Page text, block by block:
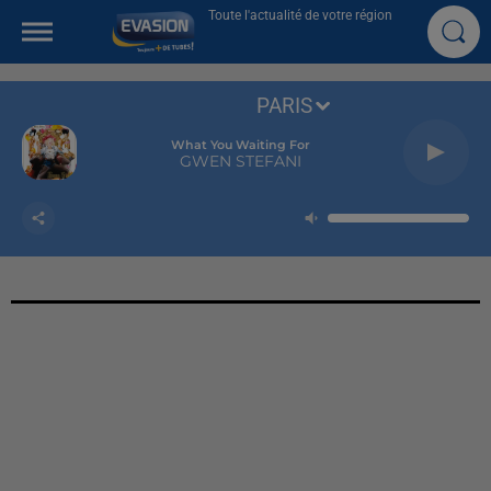
Toute l'actualité de votre région
What You Waiting For
GWEN STEFANI
PARIS